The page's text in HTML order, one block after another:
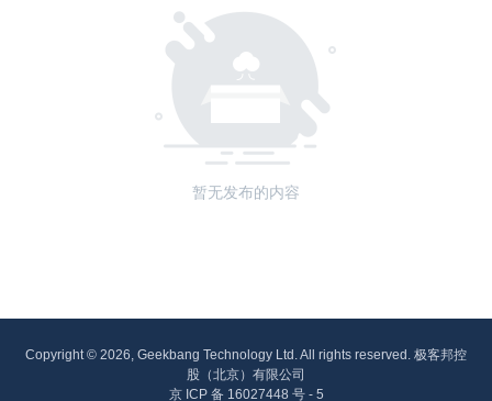
暂无发布的内容
Copyright © 2026, Geekbang Technology Ltd. All rights reserved. 极客邦控
股（北京）有限公司
京 ICP 备 16027448 号 - 5